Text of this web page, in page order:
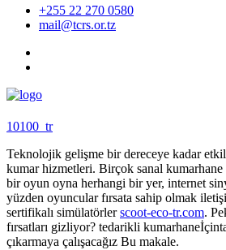
+255 22 270 0580
mail@tcrs.or.tz
10100_tr
Teknolojik gelişme bir dereceye kadar
kumar hizmetleri. Birçok sanal kumarhane
bir oyun oyna herhangi bir yer, internet
yüzden oyuncular fırsata sahip olmak
sertifikalı simülatörlerscoot-eco-tr.com.
fırsatları gizliyor? tedarikli
çıkarmaya çalışacağız Bu makale.